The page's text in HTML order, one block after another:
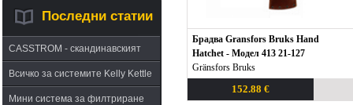
Последни статии
CASSTROM - скандинавският
път в оцеляването или
бушкрафт по лапландски
Всичко за системите Kelly Kettle
Мини система за филтриране
Брадва Gransfors Bruks Hand
Hatchet - Модел 413 21-127
Gränsfors Bruks
152.88 €